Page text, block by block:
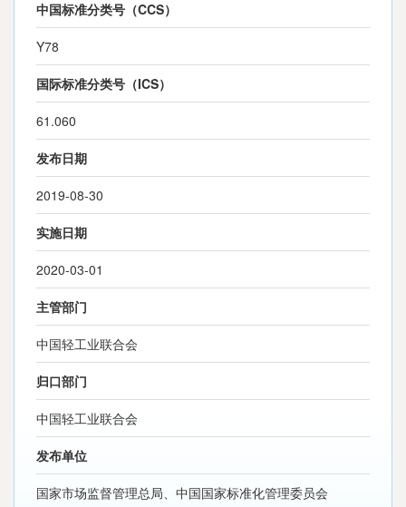
中国标准分类号（CCS）
Y78
国际标准分类号（ICS）
61.060
发布日期
2019-08-30
实施日期
2020-03-01
主管部门
中国轻工业联合会
归口部门
中国轻工业联合会
发布单位
国家市场监督管理总局、中国国家标准化管理委员会